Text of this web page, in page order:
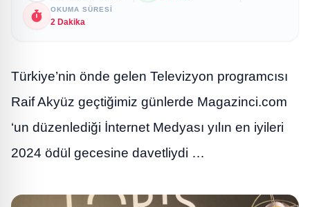
OKUMA SÜRESI
2 Dakika
Türkiye’nin önde gelen Televizyon programcısı
Raif Akyüz geçtiğimiz günlerde Magazinci.com
‘un düzenlediği İnternet Medyası yılın en iyileri
2024 ödül gecesine davetliydi …